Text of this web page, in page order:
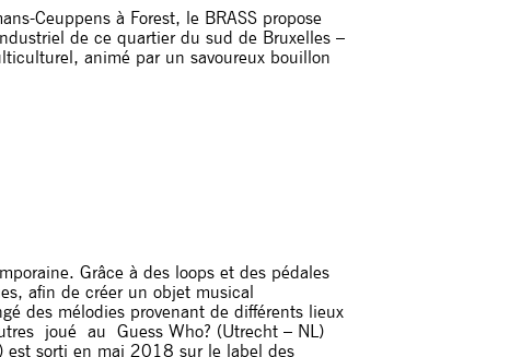
Ceuppens à Forest, le BRASS propose
de ce quartier du sud de Bruxelles –
animé par un savoureux bouillon
Grâce à des loops et des pédales
afin de créer un objet musical
des mélodies provenant de différents lieux
joué au Guess Who? (Utrecht – NL)
est sorti en mai 2018 sur le label des